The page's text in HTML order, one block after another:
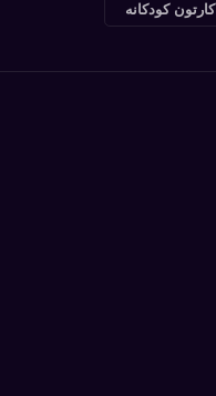
کارتون کودکانه